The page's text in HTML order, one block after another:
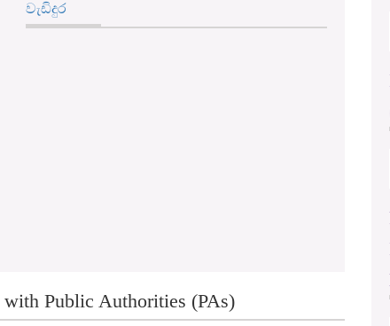
වැඩිදුර
Public Authorities (PAs)